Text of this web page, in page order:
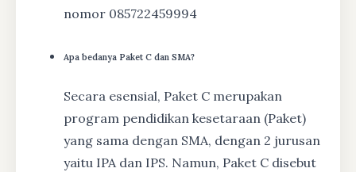
nomor 085722459994
Apa bedanya Paket C dan SMA?
Secara esensial, Paket C merupakan
program pendidikan kesetaraan (Paket)
yang sama dengan SMA, dengan 2 jurusan
yaitu IPA dan IPS. Namun, Paket C disebut